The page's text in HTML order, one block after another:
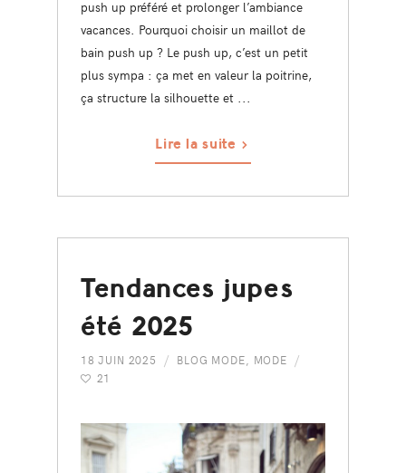
push up préféré et prolonger l’ambiance
vacances. Pourquoi choisir un maillot de
bain push up ? Le push up, c’est un petit
plus sympa : ça met en valeur la poitrine,
ça structure la silhouette et ...
Lire la suite
Tendances jupes
été 2025
18 JUIN 2025 BLOG MODE
MODE
21